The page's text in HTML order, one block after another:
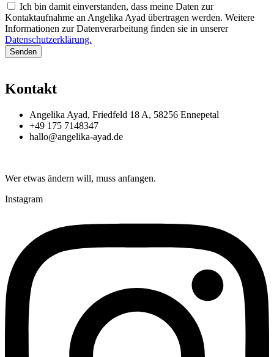
Ich bin damit einverstanden, dass meine Daten zur
Kontaktaufnahme an Angelika Ayad übertragen werden. Weitere
Informationen zur Datenverarbeitung finden sie in unserer
Datenschutzerklärung.
Senden
Kontakt
Angelika Ayad, Friedfeld 18 A, 58256 Ennepetal
+49 175 7148347
hallo@angelika-ayad.de
Wer etwas ändern will, muss anfangen.
Instagram